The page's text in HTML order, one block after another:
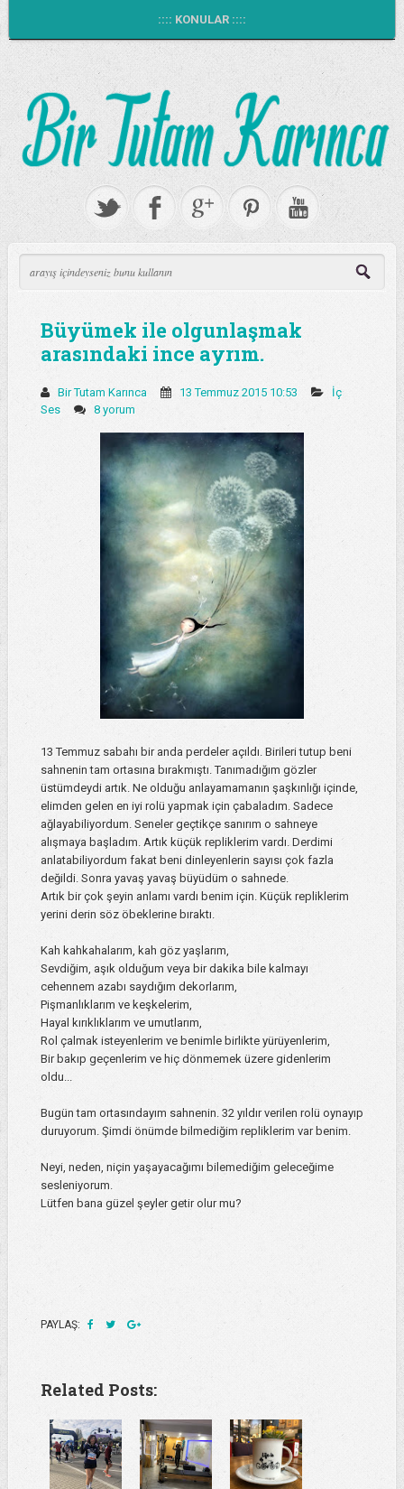
:::: KONULAR ::::
Büyümek ile olgunlaşmak
arasındaki ince ayrım.
Bir Tutam Karınca 13 Temmuz 2015 10:53
İç
Ses
8 yorum
13 Temmuz sabahı bir anda perdeler açıldı. Birileri tutup beni
sahnenin tam ortasına bırakmıştı. Tanımadığım gözler
üstümdeydi artık. Ne olduğu anlayamamanın şaşkınlığı içinde,
elimden gelen en iyi rolü yapmak için çabaladım. Sadece
ağlayabiliyordum. Seneler geçtikçe sanırım o sahneye
alışmaya başladım. Artık küçük repliklerim vardı. Derdimi
anlatabiliyordum fakat beni dinleyenlerin sayısı çok fazla
değildi. Sonra yavaş yavaş büyüdüm o sahnede.
Artık bir çok şeyin anlamı vardı benim için. Küçük repliklerim
yerini derin söz öbeklerine bıraktı.
Kah kahkahalarım, kah göz yaşlarım,
Sevdiğim, aşık olduğum veya bir dakika bile kalmayı
cehennem azabı saydığım dekorlarım,
Pişmanlıklarım ve keşkelerim,
Hayal kırıklıklarım ve umutlarım,
Rol çalmak isteyenlerim ve benimle birlikte yürüyenlerim,
Bir bakıp geçenlerim ve hiç dönmemek üzere gidenlerim
oldu...
Bugün tam ortasındayım sahnenin. 32 yıldır verilen rolü oynayıp
duruyorum. Şimdi önümde bilmediğim repliklerim var benim.
Neyi, neden, niçin yaşayacağımı bilemediğim geleceğime
sesleniyorum.
Lütfen bana güzel şeyler getir olur mu?
PAYLAŞ:
Related Posts: